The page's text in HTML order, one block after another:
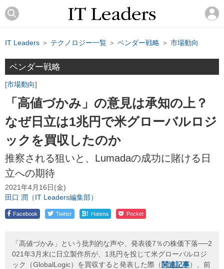
IT Leaders ＞ テクノロジー一覧 ＞ ベンダー戦略 ＞ 市場動向
ベンダー戦略
市場動向
「高値づかみ」の意見は承知の上？
なぜ日立は1兆円で米グローバルロジ
ックを買収したのか
推察される狙いと、Lumadaの成功に賭ける日
立への期待
2021年4月16日(金)
田口 潤（IT Leaders編集部）
Facebook Twitter ! Hatena Pocket
「高値づかみ」という批判的な声や、発表後7％の株価下落──2
021年3月末に日立製作所が、1兆円を投じて米グローバルロジ
ック（GlobalLogic）を買収すると発表した際（ 関連記事）、前